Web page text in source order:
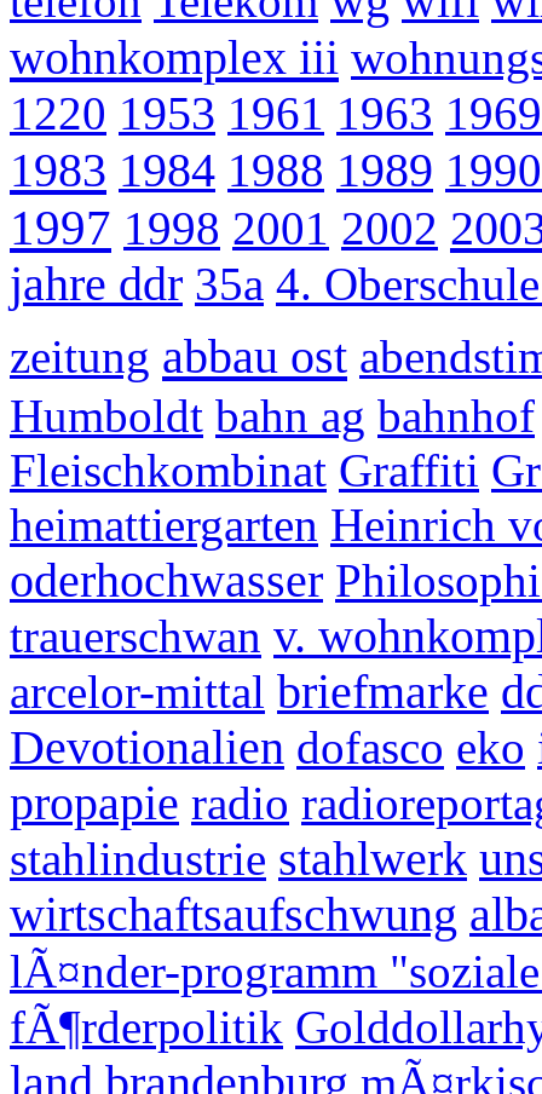
wohnkomplex iii
1220 1953 1961 1963 1969
1983 1984 1988 1989 1990
1997 1998 2001 2002
jahre ddr 35a 4.
zeitung abbau ost
Humboldt bahn ag bahnhof
Fleischkombinat Graffiti
heimattiergarten Heinrich
oderhochwasser
trauerschwan v.
arcelor-mittal briefmarke
Devotionalien dofasco eko
propapie radio
stahlindustrie stahlwerk
wirtschaftsaufschwung
lÃ¤nder-programm
fÃ¶rderpolitik
land brandenburg